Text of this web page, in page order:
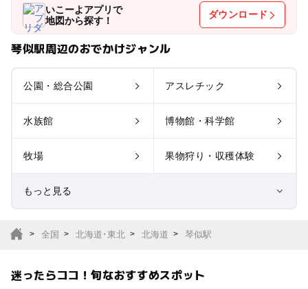
いこーよアプリで
地図から探す！
ダウンロード
琴似駅周辺のおでかけジャンル
公園・総合公園 アスレチック
水族館 博物館・科学館
牧場 果物狩り・収穫体験
もっと見る
全国 北海道･東北 北海道 琴似駅
迷ったらココ！旬なおすすめスポット